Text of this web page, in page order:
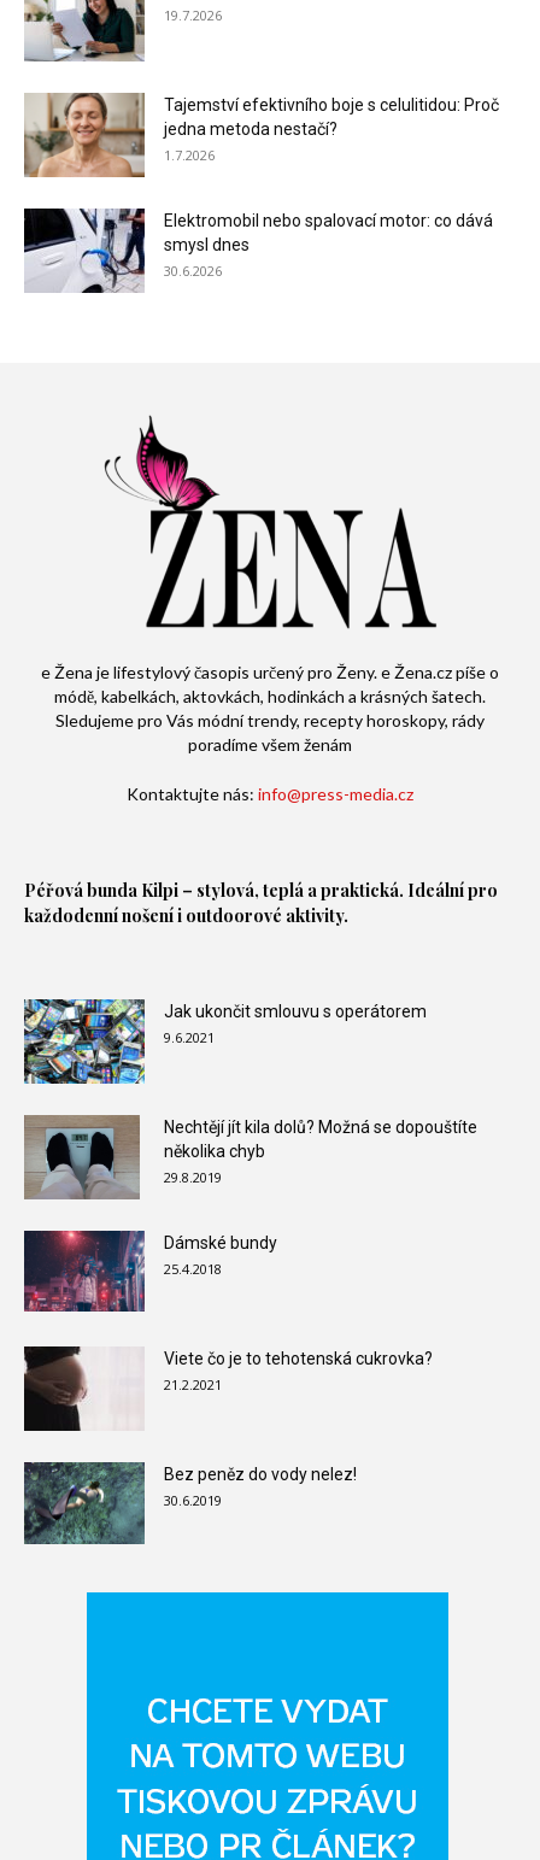
19.7.2026
Tajemství efektivního boje s celulitidou: Proč
jedna metoda nestačí?
1.7.2026
Elektromobil nebo spalovací motor: co dává
smysl dnes
30.6.2026
e Žena je lifestylový časopis určený pro Ženy. e Žena.cz píše o
módě, kabelkách, aktovkách, hodinkách a krásných šatech.
Sledujeme pro Vás módní trendy, recepty horoskopy, rády
poradíme všem ženám
Kontaktujte nás: info@press-media.cz
Péřová bunda Kilpi – stylová, teplá a praktická. Ideální pro
každodenní nošení i outdoorové aktivity.
Jak ukončit smlouvu s operátorem
9.6.2021
Nechtějí jít kila dolů? Možná se dopouštíte
několika chyb
29.8.2019
Dámské bundy
25.4.2018
Viete čo je to tehotenská cukrovka?
21.2.2021
Bez peněz do vody nelez!
30.6.2019